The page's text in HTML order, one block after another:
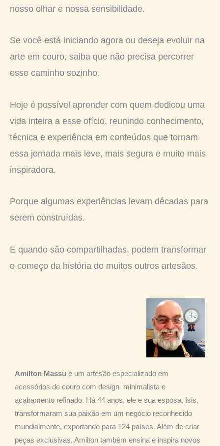
nosso olhar e nossa sensibilidade.
Se você está iniciando agora ou deseja evoluir na
arte em couro, saiba que não precisa percorrer
esse caminho sozinho.
Hoje é possível aprender com quem dedicou uma
vida inteira a esse ofício, reunindo conhecimento,
técnica e experiência em conteúdos que tornam
essa jornada mais leve, mais segura e muito mais
inspiradora.
Porque algumas experiências levam décadas para
serem construídas.
E quando são compartilhadas, podem transformar
o começo da história de muitos outros artesãos.
Amilton Massu é um artesão especializado em
acessórios de couro com design minimalista e
acabamento refinado. Há 44 anos, ele e sua esposa, Isis,
transformaram sua paixão em um negócio reconhecido
mundialmente, exportando para 124 países. Além de criar
peças exclusivas, Amilton também ensina e inspira novos